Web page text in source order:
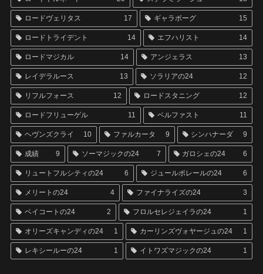
ロードヴェリタス 17 ギャラボーグ 15
ロードトライデント 14 エフハリスト 14
ロードマジカル 14 アンジェラス 13
レイデラルース 13 ソラリアの24 12
リフルフォース 12 ロードスタニング 12
ロードフリューゲル 11 ベルファスト 11
ヘヴンズクライ 10 ファルカータ 9 シンハナーダ 9
成績 9 ソーマジックの24 7 ガロシェの24 6
リュートフルシティの24 6 ジュールポレールの24 6
メリートの24 4 ファイナライズの24 3
ベイコートの24 2 フロルセレジェイラの24 1
オリーズキャンディの24 1 カーリンズヴォヤージュの24 1
レキシールーの24 1 イトワズマジックの24 1